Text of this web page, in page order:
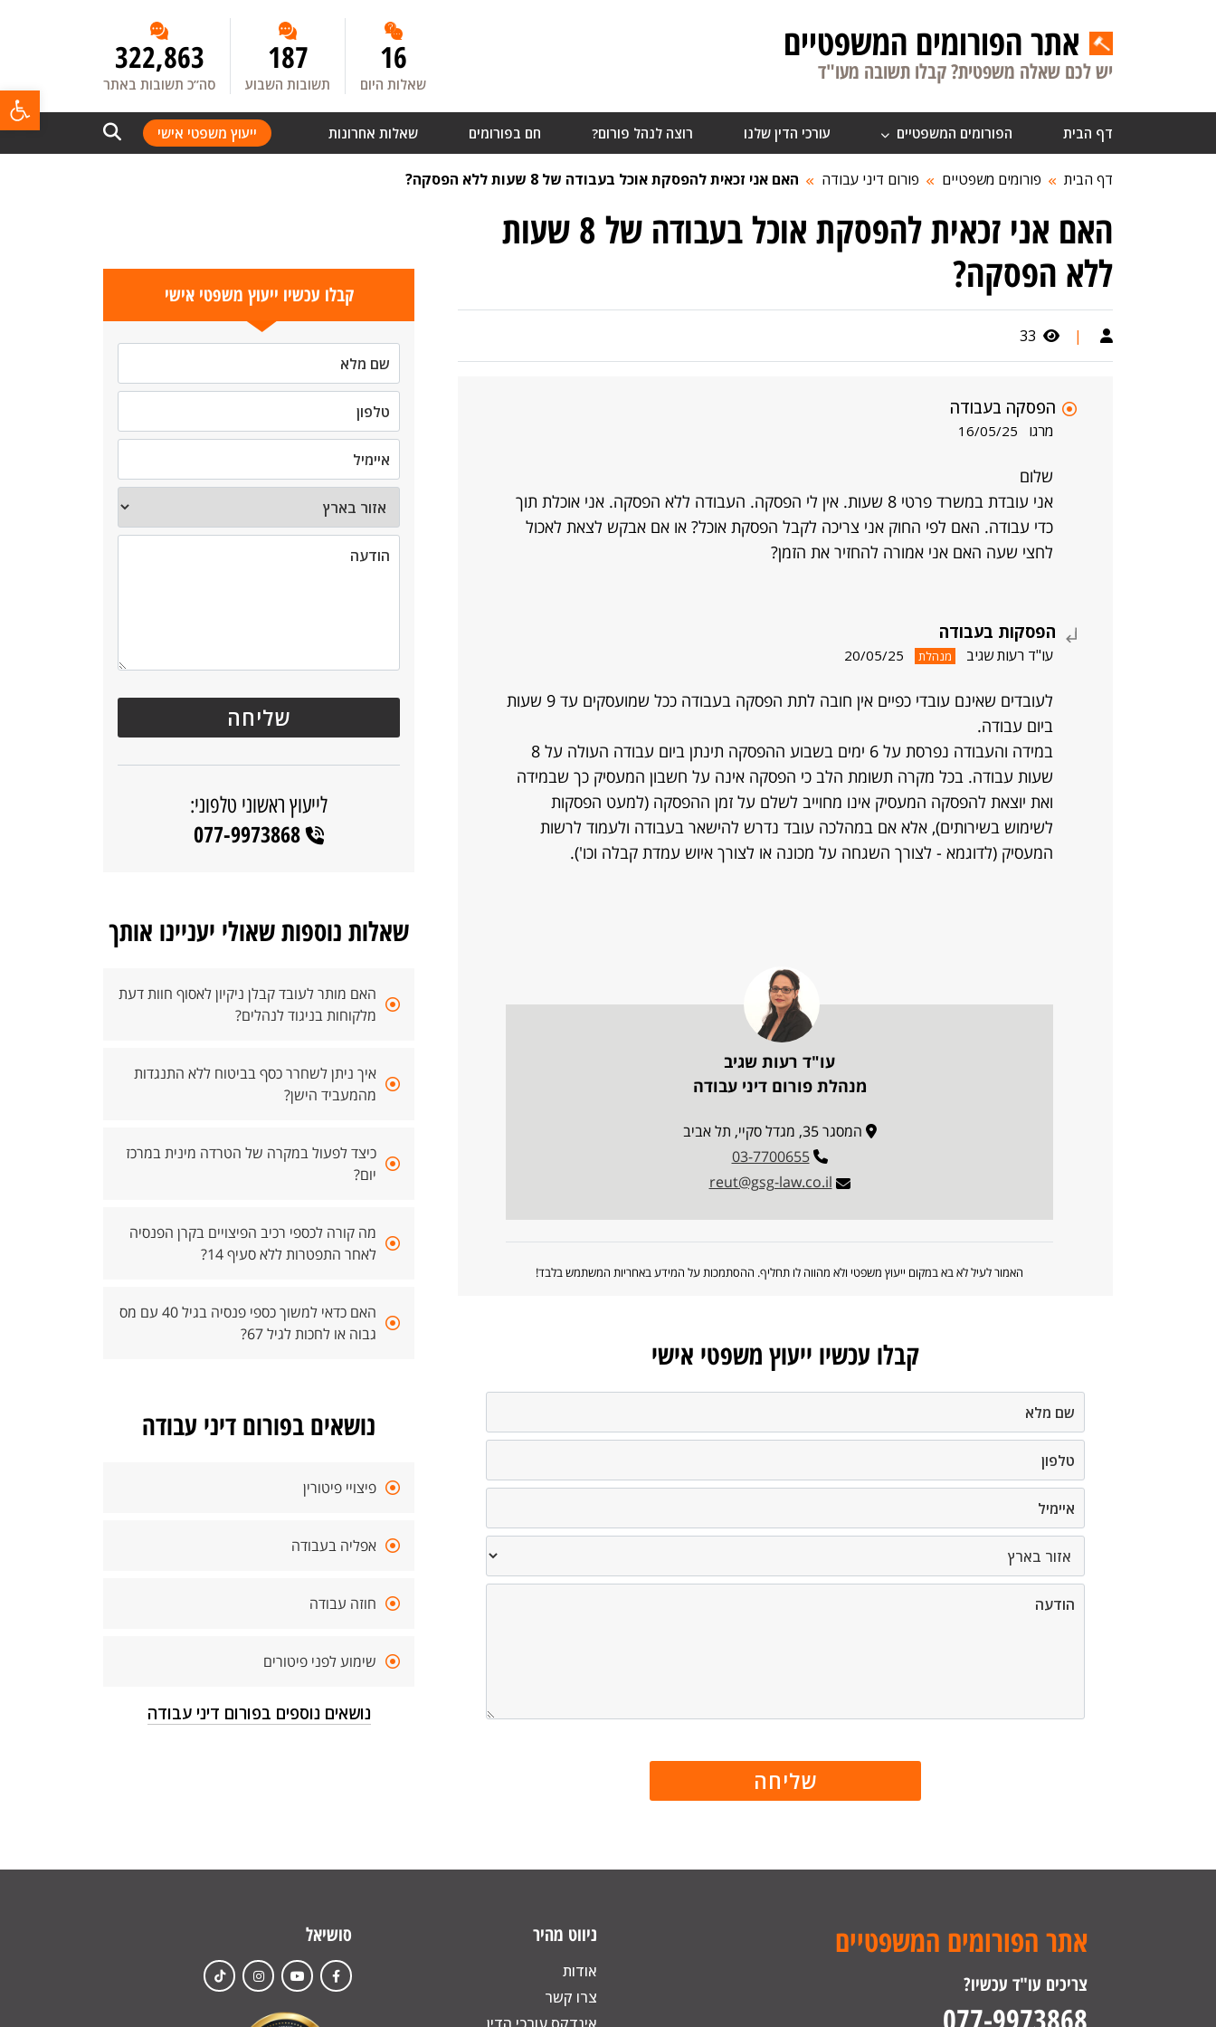
אתר הפורומים המשפטיים
יש לכם שאלה משפטית? קבלו תשובה מעו"ד 16
שאלות היום
187
תשובות השבוע
322,863
סה”כ תשובות באתר
דף הבית הפורומים המשפטיים עורכי הדין שלנו רוצה לנהל פורום? חם בפורומים שאלות אחרונות ייעוץ משפטי אישי
דף הבית פורומים משפטיים פורום דיני עבודה האם אני זכאית להפסקת אוכל בעבודה של 8 שעות ללא הפסקה?
האם אני זכאית להפסקת אוכל בעבודה של 8 שעות
ללא הפסקה?
|
33
הפסקה בעבודה
מרגו 16/05/25
שלום
אני עובדת במשרד פרטי 8 שעות. אין לי הפסקה. העבודה ללא הפסקה. אני אוכלת תוך
כדי עבודה. האם לפי החוק אני צריכה לקבל הפסקת אוכל? או אם אבקש לצאת לאכול
לחצי שעה האם אני אמורה להחזיר את הזמן?
הפסקות בעבודה
עו"ד רעות שגיב מנהלת 20/05/25
לעובדים שאינם עובדי כפיים אין חובה לתת הפסקה בעבודה ככל שמועסקים עד 9 שעות
ביום עבודה.
במידה והעבודה נפרסת על 6 ימים בשבוע ההפסקה תינתן ביום עבודה העולה על 8
שעות עבודה. בכל מקרה תשומת הלב כי הפסקה אינה על חשבון המעסיק כך שבמידה
ואת יוצאת להפסקה המעסיק אינו מחוייב לשלם על זמן ההפסקה (למעט הפסקות
לשימוש בשירותים), אלא אם במהלכה עובד נדרש להישאר בעבודה ולעמוד לרשות
המעסיק (לדוגמא - לצורך השגחה על מכונה או לצורך איוש עמדת קבלה וכו').
עו"ד רעות שגיב
מנהלת פורום דיני עבודה
המסגר 35, מגדל סקיי, תל אביב
03-7700655
reut@gsg-law.co.il
האמור לעיל לא בא במקום ייעוץ משפטי ולא מהווה לו תחליף. ההסתמכות על המידע באחריות המשתמש בלבד!
קבלו עכשיו ייעוץ משפטי אישי
קבלו עכשיו ייעוץ משפטי אישי
לייעוץ ראשוני טלפוני:
077-9973868
שאלות נוספות שאולי יעניינו אותך
האם מותר לעובד קבלן ניקיון לאסוף חוות דעת
מלקוחות בניגוד לנהלים?
איך ניתן לשחרר כסף בביטוח ללא התנגדות
מהמעביד הישן?
כיצד לפעול במקרה של הטרדה מינית במרכז
יום?
מה קורה לכספי רכיב הפיצויים בקרן הפנסיה
לאחר התפטרות ללא סעיף 14?
האם כדאי למשוך כספי פנסיה בגיל 40 עם מס
גבוה או לחכות לגיל 67?
נושאים בפורום דיני עבודה
פיצויי פיטורין
אפליה בעבודה
חוזה עבודה
שימוע לפני פיטורים
נושאים נוספים בפורום דיני עבודה
אתר הפורומים המשפטיים
צריכים עו"ד עכשיו?
ניווט מהיר
אודות
צרו קשר
סושיאל